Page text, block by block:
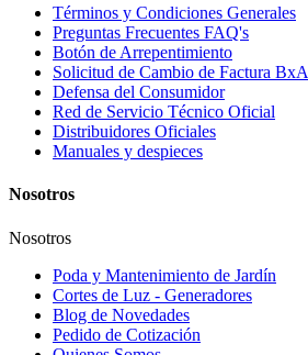
Términos y Condiciones Generales
Preguntas Frecuentes FAQ's
Botón de Arrepentimiento
Solicitud de Cambio de Factura BxA
Defensa del Consumidor
Red de Servicio Técnico Oficial
Distribuidores Oficiales
Manuales y despieces
Nosotros
Nosotros
Poda y Mantenimiento de Jardín
Cortes de Luz - Generadores
Blog de Novedades
Pedido de Cotización